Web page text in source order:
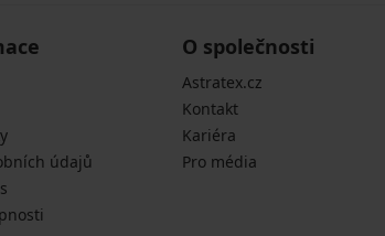
údajů
O společnosti
Astratex.cz
Kontakt
Kariéra
Pro média